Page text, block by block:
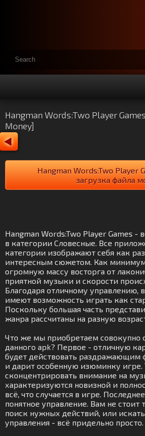
Hangman Words:Two Player
Money]
Hangman Words:Two Player
загрузка файла
Hangman Words:Two Player Games -
в категории Словесные. Все
категории изображают себя как
интересным сюжетом. Как
огромную массу восторга от
приятной музыки и скорости
Благодаря отличному управлению,
имеют возможность играть как
Поскольку большая часть
жанра рассчитаны на разную
Что же мы приобретаем совокупно
данного apk? Первое - отличную
будет действовать раздражающим
и дарит особенную изюминку игре.
сконцентрировать внимание на
характеризуются новизной и
всё, что случается в игре.
понятное управление. Вам не стоит
поиск нужных действий, или
управления - всё придельно просто.